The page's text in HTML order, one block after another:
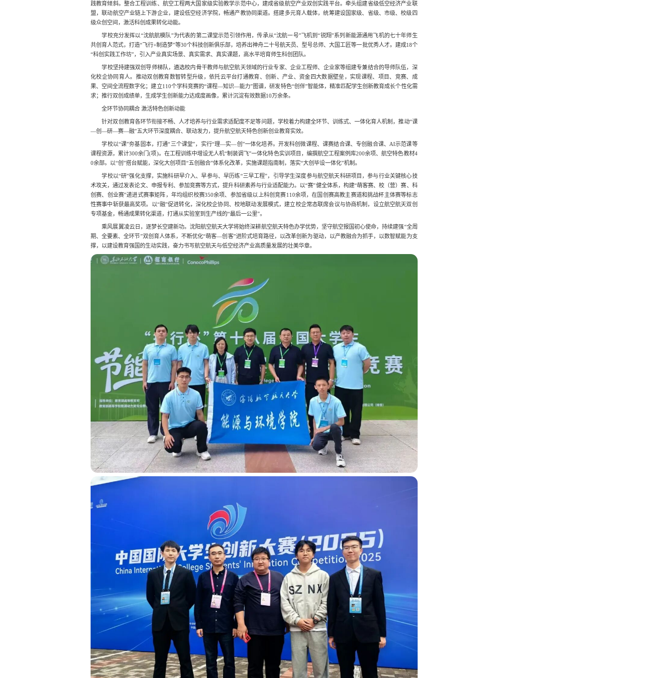
践教育倾斜。整合工程训练、航空工程两大国家级实验教学示范中心，建成省级航空产业双创实践平台。牵头组建省级低空经济产业联
盟，联动航空产业链上下游企业，建设低空经济学院，畅通产教协同渠道。搭建多元育人载体，统筹建设国家级、省级、市级、校级四
级众创空间，激活科创成果转化动能。
学校充分发挥以“沈航航模队”为代表的第二课堂示范引领作用，传承从“沈航一号”飞机到“锐翔”系列新能源通用飞机的七十年师生
共创育人范式，打造“飞行+制造梦”等30个科技创新俱乐部，培养出神舟二十号航天员、型号总师、大国工匠等一批优秀人才。建成18个
“科创实践工作坊”，引入产业真实场景、真实需求、真实课题，高水平培育师生科创团队。
学校坚持建强双创导师梯队，遴选校内骨干教师与航空航天领域的行业专家、企业工程师、企业家等组建专兼结合的导师队伍，深
化校企协同育人。推动双创教育数智转型升级，依托云平台打通教育、创新、产业、资金四大数据壁垒，实现课程、项目、竞赛、成
果、空间全流程数字化；建立110个学科竞赛的“课程—知识—能力”图谱，研发特色“创伴”智能体，精准匹配学生创新教育成长个性化需
求；推行双创成绩单，生成学生创新能力达成度画像，累计沉淀有效数据10万余条。
全环节协同耦合 激活特色创新动能
针对双创教育各环节衔接不畅、人才培养与行业需求适配度不足等问题，学校着力构建全环节、训练式、一体化育人机制，推动“课
—创—研—赛—融”五大环节深度耦合、联动发力，提升航空航天特色创新创业教育实效。
学校以“课”夯基固本，打通“三个课堂”，实行“理—实—创”一体化培养。开发科创微课程、课赛结合课、专创融合课、AI示范课等
课程资源，累计300余门(项)。在工程训练中增设无人机“制装调飞”一体化特色实训项目，编撰航空工程案例库200余项、航空特色教材4
0余部。以“创”搭台赋能，深化大创项目“五创融合”体系化改革，实施课题指南制，落实“大创毕设一体化”机制。
学校以“研”强化支撑，实施科研早介入、早参与、早历练“三早工程”，引导学生深度参与航空航天科研项目，参与行业关键核心技
术攻关，通过发表论文、申报专利、参加竞赛等方式，提升科研素养与行业适配能力。以“赛”健全体系，构建“萌客赛、校（营）赛、科
创赛、创业赛”递进式赛事矩阵，年均组织校赛350余项、参加省级以上科创竞赛110余项，在国创赛高教主赛道和挑战杯主体赛等标志
性赛事中斩获最高奖项。以“融”促进转化，深化校企协同、校地联动发展模式，建立校企常态联席会议与协商机制，设立航空航天双创
专项基金，畅通成果转化渠道，打通从实验室到生产线的“最后一公里”。
乘风展翼凌云日，逐梦长空建新功。沈阳航空航天大学将始终深耕航空航天特色办学优势，坚守航空报国初心使命，持续建强“全周
期、全要素、全环节”双创育人体系，不断优化“萌客—创客”进阶式培育路径，以改革创新为驱动，以产教融合为抓手，以数智赋能为支
撑，以建设教育强国的生动实践，奋力书写航空航天与低空经济产业高质量发展的壮美华章。